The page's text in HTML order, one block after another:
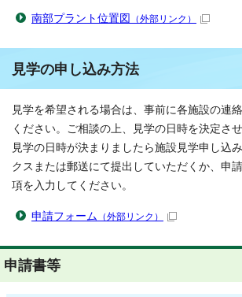
南部プラント位置図 （外部リンク）
見学の申し込み方法
見学を希望される場合は、事前に各施設の連
ください。ご相談の上、見学の日時を決定さ
見学の日時が決まりましたら施設見学申し込
クスまたは郵送にて提出していただくか、申
項を入力してください。
申請フォーム （外部リンク）
申請書等